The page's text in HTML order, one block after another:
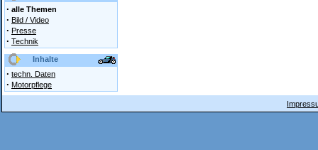
· alle Themen
· Bild / Video
· Presse
· Technik
Inhalte
· techn. Daten
· Motorpflege